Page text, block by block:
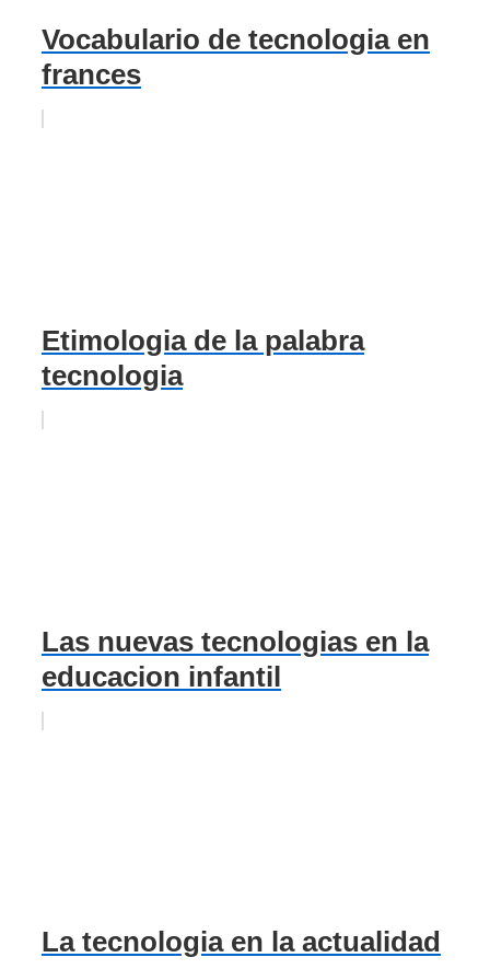
Vocabulario de tecnologia en
frances
Etimologia de la palabra
tecnologia
Las nuevas tecnologias en la
educacion infantil
La tecnologia en la actualidad